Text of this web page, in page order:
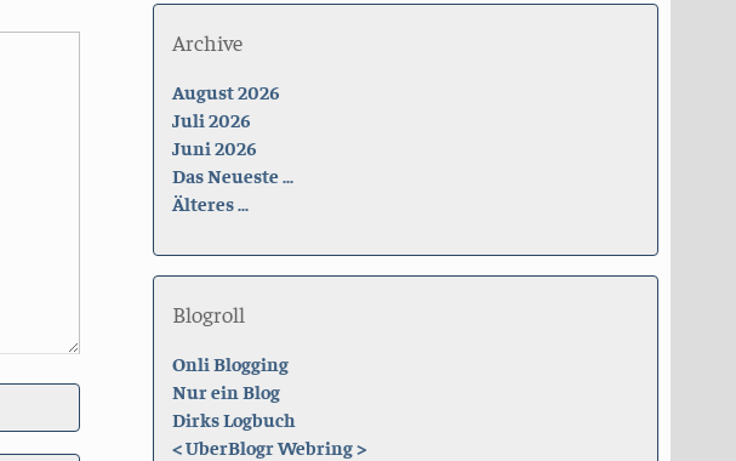
Archive
August 2026
Juli 2026
Juni 2026
Das Neueste ...
Älteres ...
Blogroll
Onli Blogging
Nur ein Blog
Dirks Logbuch
<UberBlogr Webring>